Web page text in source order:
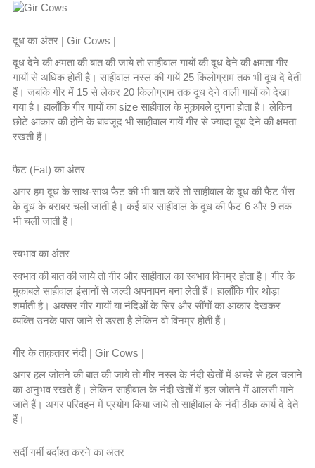
दूध का अंतर | Gir Cows |
दूध देने की क्षमता की बात की जाये तो साहीवाल गायों की दूध देने की क्षमता गीर
गायों से अधिक होती है। साहीवाल नस्ल की गायें 25 किलोग्राम तक भी दूध दे देती
हैं। जबकि गीर में 15 से लेकर 20 किलोग्राम तक दूध देने वाली गायों को देखा
गया है। हालाँकि गीर गायों का size साहीवाल के मुक़ाबले दुगना होता है। लेकिन
छोटे आकार की होने के बावजूद भी साहीवाल गायें गीर से ज्यादा दूध देने की क्षमता
रखती हैं।
फैट (Fat) का अंतर
अगर हम दूध के साथ-साथ फैट की भी बात करें तो साहीवाल के दूध की फैट भैंस
के दूध के बराबर चली जाती है। कई बार साहीवाल के दूध की फैट 6 और 9 तक
भी चली जाती है।
स्वभाव का अंतर
स्वभाव की बात की जाये तो गीर और साहीवाल का स्वभाव विनम्र होता है। गीर के
मुक़ाबले साहीवाल इंसानों से जल्दी अपनापन बना लेती हैं। हालाँकि गीर थोड़ा
शर्माती है। अक्सर गीर गायों या नंदिओं के सिर और सींगों का आकार देखकर
व्यक्ति उनके पास जाने से डरता है लेकिन वो विनम्र होती हैं।
गीर के ताक़तवर नंदी | Gir Cows |
अगर हल जोतने की बात की जाये तो गीर नस्ल के नंदी खेतों में अच्छे से हल चलाने
का अनुभव रखते हैं। लेकिन साहीवाल के नंदी खेतों में हल जोतने में आलसी माने
जाते हैं। अगर परिवहन में प्रयोग किया जाये तो साहीवाल के नंदी ठीक कार्य दे देते
हैं।
सर्दी गर्मी बर्दाश्त करने का अंतर